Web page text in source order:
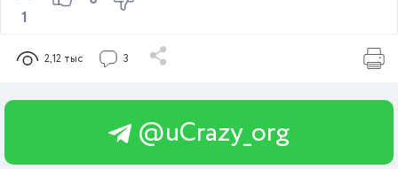
1
2,12 тыс 3
@uCrazy_org